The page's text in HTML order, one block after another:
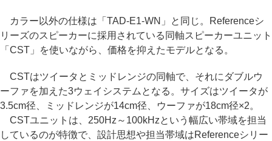
カラー以外の仕様は「TAD-E1-WN」と同じ。Referenceシ
リーズのスピーカーに採用されている同軸スピーカーユニット
「CST」を使いながら、価格を抑えたモデルとなる。
CSTはツイータとミッドレンジの同軸で、それにダブルウ
ーファを加えた3ウェイシステムとなる。サイズはツイータが
3.5cm径、ミッドレンジが14cm径、ウーファが18cm径×2。
CSTユニットは、250Hz～100kHzという幅広い帯域を担当
しているのが特徴で、設計思想や担当帯域はReferenceシリー